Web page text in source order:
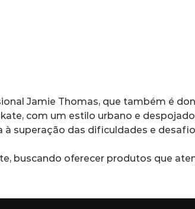
Jamie Thomas, que também é
com um estilo urbano e
à superação das dificuldades e
buscando oferecer produtos que